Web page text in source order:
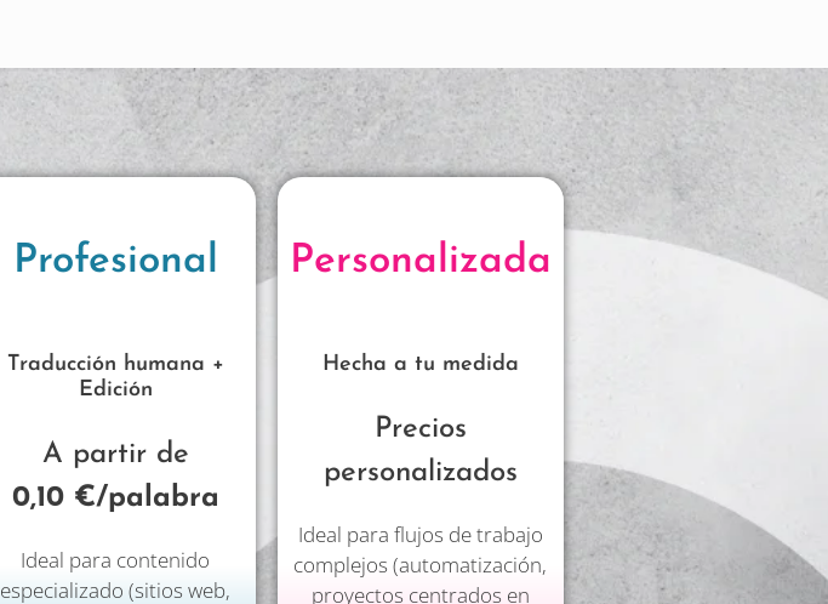
Profesional
Traducción humana +
Edición
A partir de
0,10 €/palabra
Ideal para contenido
especializado (sitios web,
Personalizada
Hecha a tu medida
Precios
personalizados
Ideal para flujos de trabajo
complejos (automatización,
proyectos centrados en